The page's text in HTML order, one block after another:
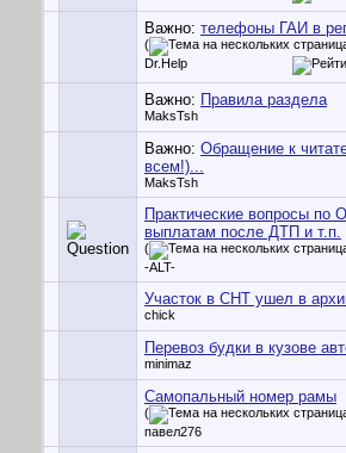
Важно: телефоны ГАИ в
(
Dr.Help
Важно: Правила раздела
MaksTsh
Важно: Обращение к
всем!)...
MaksTsh
Практические вопросы по
выплатам после ДТП и т.п.
(
-ALT-
Участок в СНТ ушел в
chick
Перевоз будки в кузове
minimaz
Самопальный номер рамы
(
павел276